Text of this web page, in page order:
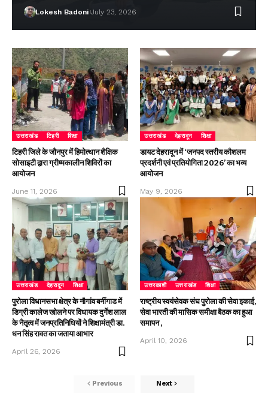
Lokesh Badoni July 23, 2026
उत्तराखंड टिहरी शिक्षा
टिहरी जिले के जौनपुर में हिमोत्थान शैक्षिक
सोसाइटी द्वारा ग्रीष्मकालीन शिविरों का
आयोजन
June 11, 2026
उत्तराखंड देहरादून शिक्षा
डायट देहरादून में ‘जनपद स्तरीय कौशलम
प्रदर्शनी एवं प्रतियोगिता 2026’ का भव्य
आयोजन
May 9, 2026
उत्तराखंड देहरादून शिक्षा
पुरोला विधानसभा क्षेत्र के नौगांव बर्नीगाड में
डिग्री कालेज खोलने पर विधायक दुर्गेश लाल
के नैतृत्व में जनप्रतिनिधियों ने शिक्षामंत्री डा.
धन सिंह रावत का जताया आभार
April 26, 2026
उत्तरकाशी उत्तराखंड शिक्षा
राष्ट्रीय स्वयंसेवक संघ पुरोला की सेवा इकाई,
सेवा भारती की मासिक समीक्षा बैठक का हुआ
समापन ,
April 10, 2026
Previous Next